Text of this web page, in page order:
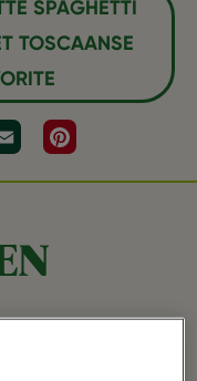
SPAGHETTI
TOSCAANSE
Email